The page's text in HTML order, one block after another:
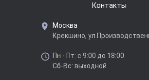
Контакты
Москва
Крекшино,
Пн - Пт: с 9:00 до 18:00
Сб-Вс: выходной